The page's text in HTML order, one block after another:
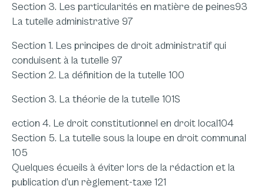
Section 3. Les particularités en matière de peines93
La tutelle administrative 97
Section 1. Les principes de droit administratif qui
conduisent à la tutelle 97
Section 2. La définition de la tutelle 100
Section 3. La théorie de la tutelle 101S
ection 4. Le droit constitutionnel en droit local104
Section 5. La tutelle sous la loupe en droit communal
105
Quelques écueils à éviter lors de la rédaction et la
publication d’un règlement-taxe 121